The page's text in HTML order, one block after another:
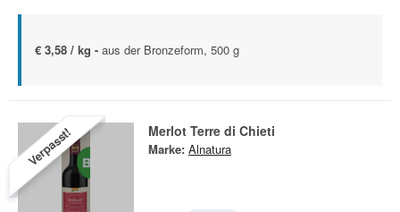
€ 3,58 / kg - aus der Bronzeform, 500 g
Verpasst! Merlot Terre di Chieti
Marke: Alnatura